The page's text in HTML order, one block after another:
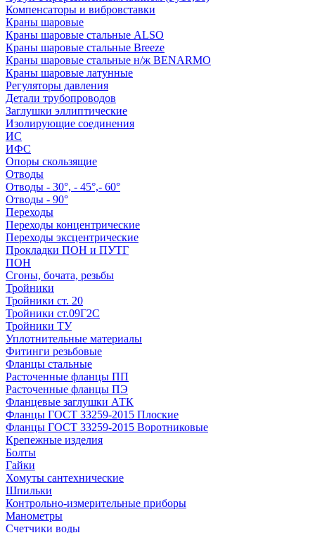
Компенсаторы и вибровставки
Краны шаровые
Краны шаровые стальные ALSO
Краны шаровые стальные Breeze
Краны шаровые стальные н/ж BENARMO
Краны шаровые латунные
Регуляторы давления
Детали трубопроводов
Заглушки эллиптические
Изолирующие соединения
ИС
ИФС
Опоры скользящие
Отводы
Отводы - 30°, - 45°,- 60°
Отводы - 90°
Переходы
Переходы концентрические
Переходы эксцентрические
Прокладки ПОН и ПУТГ
ПОН
Сгоны, бочата, резьбы
Тройники
Тройники ст. 20
Тройники ст.09Г2С
Тройники ТУ
Уплотнительные материалы
Фитинги резьбовые
Фланцы стальные
Расточенные фланцы ПП
Расточенные фланцы ПЭ
Фланцевые заглушки АТК
Фланцы ГОСТ 33259-2015 Плоские
Фланцы ГОСТ 33259-2015 Воротниковые
Крепежные изделия
Болты
Гайки
Хомуты сантехнические
Шпильки
Контрольно-измерительные приборы
Манометры
Счетчики воды